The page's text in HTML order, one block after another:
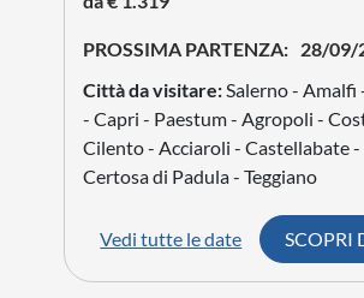
4
Toscana e Cinque
Terre
da € 719